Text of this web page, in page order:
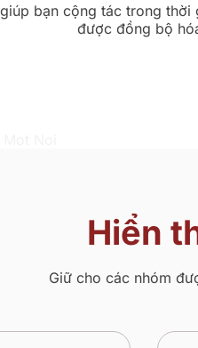
bạn cộng tác trong thời
được đồng bộ
Hiển
Giữ cho các nhóm